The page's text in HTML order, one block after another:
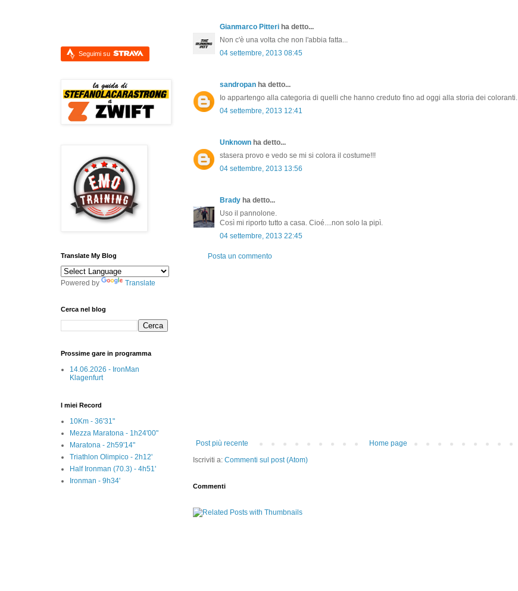
Gianmarco Pitteri ha detto...
Non c'è una volta che non l'abbia fatta...
04 settembre, 2013 08:45
sandropan ha detto...
Io appartengo alla categoria di quelli che hanno creduto fino ad oggi alla storia dei coloranti.
04 settembre, 2013 12:41
Unknown ha detto...
stasera provo e vedo se mi si colora il costume!!!
04 settembre, 2013 13:56
Brady ha detto...
Uso il pannolone.
Così mi riporto tutto a casa. Cioé....non solo la pipì.
04 settembre, 2013 22:45
Posta un commento
Post più recente
Home page
Iscriviti a: Commenti sul post (Atom)
Commenti
Seguimi su
Translate My Blog
Powered by Translate
Cerca nel blog
Prossime gare in programma
14.06.2026 - IronMan
Klagenfurt
I miei Record
10Km - 36'31"
Mezza Maratona - 1h24'00"
Maratona - 2h59'14"
Triathlon Olimpico - 2h12'
Half Ironman (70.3) - 4h51'
Ironman - 9h34'